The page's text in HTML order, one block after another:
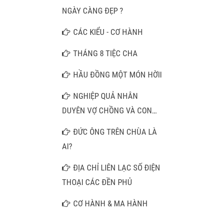
MỘT CÂU NAM MÔ A DI ĐÀ
NGÀY CÀNG ĐẸP ?
CÁC KIỂU - CƠ HÀNH
THÁNG 8 TIỆC CHA
HẦU ĐỒNG MỘT MÓN HỜII
NGHIỆP QUẢ NHÂN
DUYÊN VỢ CHỒNG VÀ CON
ĐỨC ÔNG TRÊN CHÙA LÀ
AI?
ĐỊA CHỈ LIÊN LẠC SỐ ĐIỆN
THOẠI CÁC ĐỀN PHỦ
CƠ HÀNH & MA HÀNH